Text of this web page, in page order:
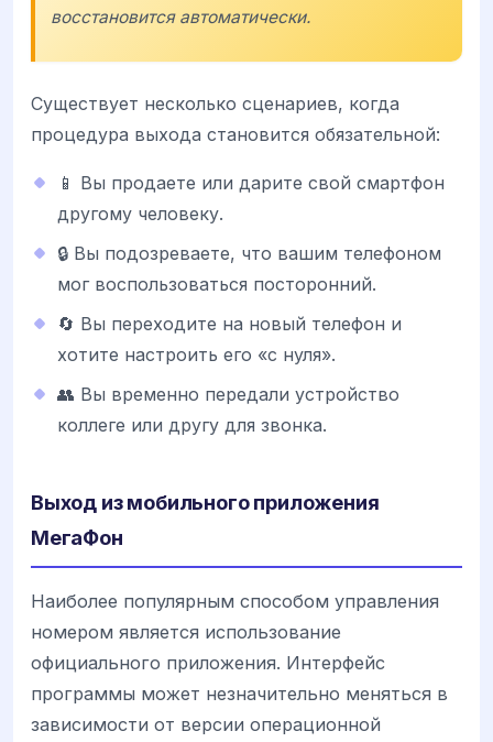
восстановится автоматически.
Существует несколько сценариев, когда
процедура выхода становится обязательной:
📱 Вы продаете или дарите свой смартфон
другому человеку.
🔒 Вы подозреваете, что вашим телефоном
мог воспользоваться посторонний.
🔄 Вы переходите на новый телефон и
хотите настроить его «с нуля».
👥 Вы временно передали устройство
коллеге или другу для звонка.
Выход из мобильного приложения
МегаФон
Наиболее популярным способом управления
номером является использование
официального приложения. Интерфейс
программы может незначительно меняться в
зависимости от версии операционной